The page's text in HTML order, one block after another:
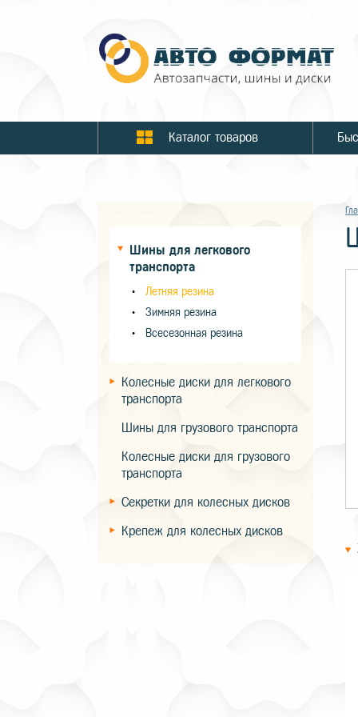
Каталог товаров
Шины для легкового
транспорта
Летняя резина
Зимняя резина
Всесезонная резина
Колесные диски для легкового
транспорта
Шины для грузового транспорта
Колесные диски для грузового
транспорта
Секретки для колесных дисков
Крепеж для колесных дисков